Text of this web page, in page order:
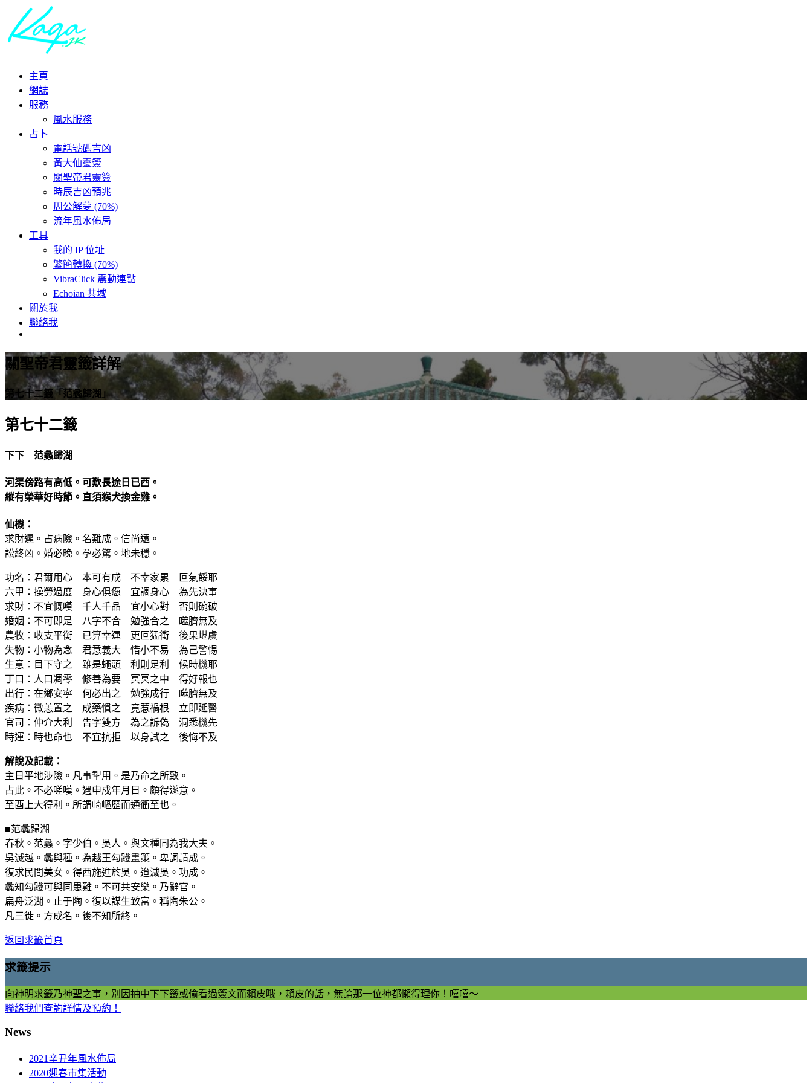
主頁
網誌
服務
風水服務
占卜
電話號碼吉凶
黃大仙靈簽
關聖帝君靈簽
時辰吉凶預兆
周公解夢 (70%)
流年風水佈局
工具
我的 IP 位址
繁簡轉換 (70%)
VibraClick 震動連點
Echoian 共域
關於我
聯絡我
關聖帝君靈籤詳解
第七十二籤「范蠡歸湖」
第七十二籤
下下 范蠡歸湖
河渠傍路有高低。可歎長途日已西。
縱有榮華好時節。直須猴犬換金雞。
仙機：
求財遲。占病險。名難成。信尚遠。
訟終凶。婚必晚。孕必驚。地未穩。
功名：君爾用心 本可有成 不幸家累 叵氣餒耶
六甲：操勞過度 身心俱憊 宜調身心 為先決事
求財：不宜慨嘆 千人千品 宜小心對 否則碗破
婚姻：不可即是 八字不合 勉強合之 噬臍無及
農牧：收支平衡 已算幸運 更叵猛衝 後果堪虞
失物：小物為念 君意義大 惜小不易 為己警惕
生意：目下守之 雖是蠅頭 利則足利 候時機耶
丁口：人口凋零 修善為要 冥冥之中 得好報也
出行：在鄉安寧 何必出之 勉強成行 噬臍無及
疾病：微恙置之 成藥慣之 竟惹禍根 立即延醫
官司：仲介大利 告字雙方 為之訴偽 洞悉機先
時運：時也命也 不宜抗拒 以身試之 後悔不及
解說及記載：
主日平地涉險。凡事掣用。是乃命之所致。
占此。不必嗟嘆。遇申戍年月日。頗得遂意。
至酉上大得利。所謂崎嶇歷而通衢至也。
■范蠡歸湖
春秋。范蠡。字少伯。吳人。與文種同為我大夫。
吳滅越。蠡與種。為越王勾踐畫策。卑詞請成。
復求民間美女。得西施進於吳。迨滅吳。功成。
蠡知勾踐可與同患難。不可共安樂。乃辭官。
扁舟泛湖。止于陶。復以謀生致富。稱陶朱公。
凡三徙。方成名。後不知所終。
返回求籤首頁
求籤提示
向神明求籤乃神聖之事，別因抽中下下籤或偷看過簽文而賴皮哦，賴皮的話，無論那一位神都懶得理你！嘻嘻～
聯絡我們查詢詳情及預約！
News
2021辛丑年風水佈局
2020迎春市集活動